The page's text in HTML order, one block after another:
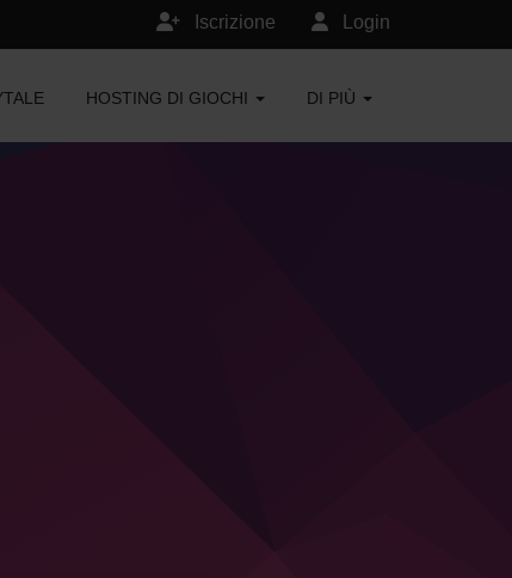
Login
Iscrizione
HOSTING DI GIOCHI DI PIÙ